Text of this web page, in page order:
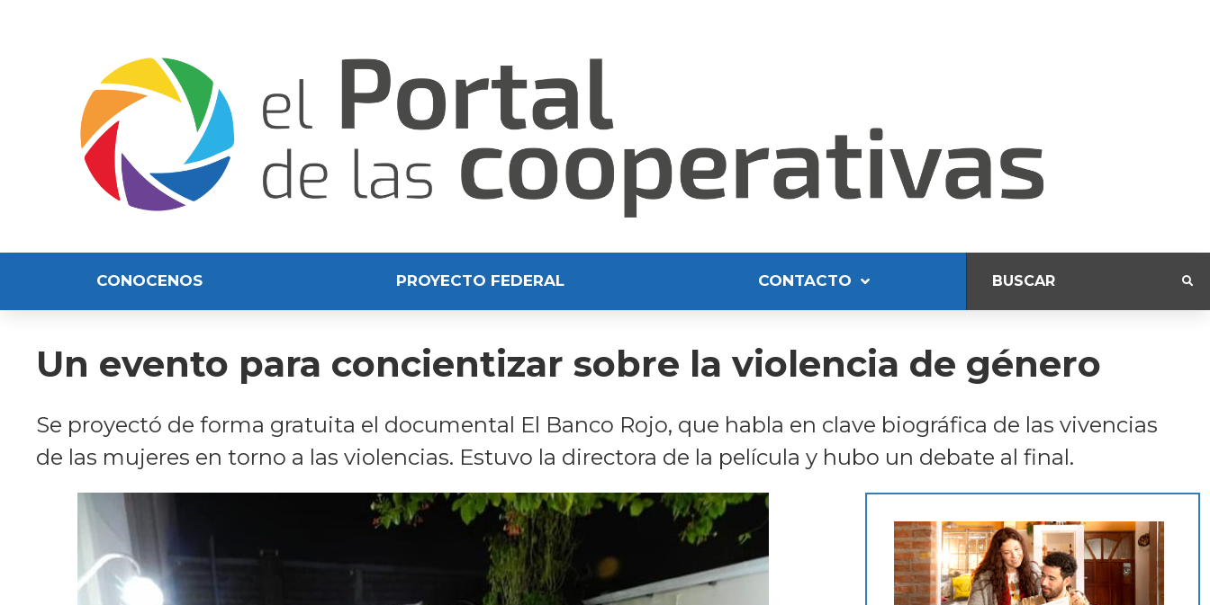
CONOCENOS PROYECTO FEDERAL CONTACTO
Un evento para concientizar sobre la violencia de género
Se proyectó de forma gratuita el documental El Banco Rojo, que habla en clave biográfica de las vivencias
de las mujeres en torno a las violencias. Estuvo la directora de la película y hubo un debate al final.